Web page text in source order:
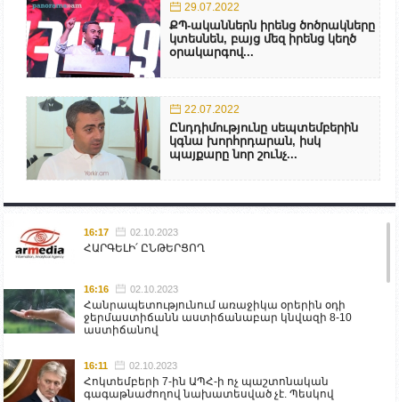
29.07.2022
ՔՊ-ականներն իրենց ծոծրակները
կտեսնեն, բայց մեզ իրենց կեղծ
օրակարգով...
22.07.2022
Ընդդիմությունը սեպտեմբերին
կգնա խորհրդարան, իսկ
պայքարը նոր շունչ...
16:17 02.10.2023
ՀԱՐԳԵԼԻ՛ ԸՆԹԵՐՑՈՂ
16:16 02.10.2023
Հանրապետությունում առաջիկա օրերին օդի
ջերմաստիճանն աստիճանաբար կնվազի 8-10
աստիճանով
16:11 02.10.2023
Հոկտեմբերի 7-ին ԱՊՀ-ի ոչ պաշտոնական
գագաթնաժողով նախատեսված չէ. Պեսկով